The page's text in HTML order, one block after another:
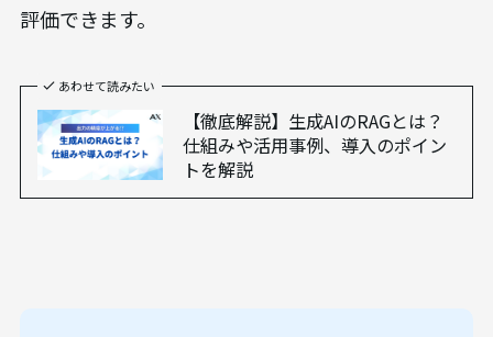
評価できます。
あわせて読みたい
【徹底解説】生成AIのRAGとは？
仕組みや活用事例、導入のポイン
トを解説